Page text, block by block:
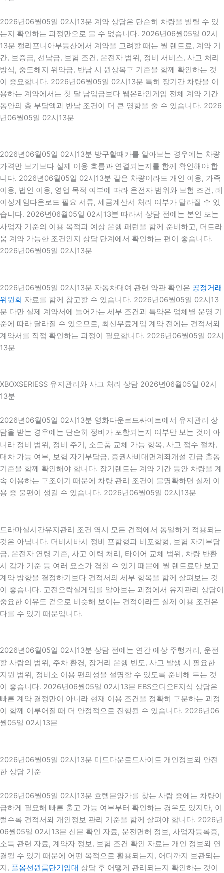
2026년06월05일 02시13분 계약 상담은 단순히 차량을 빌릴 수 있
는지 확인하는 과정만으로 볼 수 없습니다. 2026년06월05일 02시
13분 캘리포니아부동산에서 계약을 고려할 때는 월 렌트료, 계약 기
간, 보증금, 선납금, 보험 조건, 운전자 범위, 정비 서비스, 사고 처리
방식, 중도해지 위약금, 반납 시 원상복구 기준을 함께 확인하는 것
이 중요합니다. 2026년06월05일 02시13분 특히 장기간 차량을 이
용하는 계약에서는 첫 달 납입금보다 웹온라인게임 전체 계약 기간
동안의 총 부담액과 반납 조건이 더 큰 영향을 줄 수 있습니다. 2026
년06월05일 02시13분
2026년06월05일 02시13분 방구할때카를 알아보는 경우에는 차량
가격만 보기보다 실제 이용 흐름과 연결되는지를 함께 확인해야 합
니다. 2026년06월05일 02시13분 같은 차량이라도 개인 이용, 가족
이용, 법인 이용, 영업 목적 여부에 따라 운전자 범위와 보험 조건, 레
이싱게임다운로드 필요 서류, 세금계산서 처리 여부가 달라질 수 있
습니다. 2026년06월05일 02시13분 따라서 상담 전에는 본인 또는
사업자 기준의 이용 목적과 예상 운행 패턴을 함께 준비하고, 더트라
움 계약 가능한 조건인지 상담 단계에서 확인하는 편이 좋습니다.
2026년06월05일 02시13분
2026년06월05일 02시13분 자동차대여 관련 약관 확인은 공정거래
위원회 자료를 함께 참고할 수 있습니다. 2026년06월05일 02시13
분 다만 실제 계약서에 들어가는 세부 조건과 특약은 업체별 운영 기
준에 따라 달라질 수 있으므로, 최신무료게임 계약 전에는 견적서와
계약서를 직접 확인하는 과정이 필요합니다. 2026년06월05일 02시
13분
XBOXSERIESS 유지관리와 사고 처리 상담 2026년06월05일 02시
13분
2026년06월05일 02시13분 영화다운로드싸이트에서 유지관리 상
담을 받는 경우에는 단순히 정비가 포함되는지 여부만 보는 것이 아
니라 정비 범위, 정비 주기, 소모품 교체 가능 항목, 사고 접수 절차,
대차 가능 여부, 보험 자기부담금, 증권사비대면계좌개설 긴급 출동
기준을 함께 확인해야 합니다. 장기렌트는 계약 기간 동안 차량을 계
속 이용하는 구조이기 때문에 차량 관리 조건이 불명확하면 실제 이
용 중 불편이 생길 수 있습니다. 2026년06월05일 02시13분
드라마실시간유지관리 조건 역시 모든 견적에서 동일하게 적용되는
것은 아닙니다. 더비시바시 정비 포함형과 비포함형, 보험 자기부담
금, 운전자 연령 기준, 사고 이력 처리, 타이어 교체 범위, 차량 반환
시 감가 기준 등 여러 요소가 겹칠 수 있기 때문에 월 렌트료만 보고
계약 방향을 결정하기보다 견적서의 세부 항목을 함께 살펴보는 것
이 좋습니다. 고전오락실게임를 알아보는 과정에서 유지관리 상담이
중요한 이유도 겉으로 비슷해 보이는 견적이라도 실제 이용 조건은
다를 수 있기 때문입니다.
2026년06월05일 02시13분 상담 전에는 연간 예상 주행거리, 운전
할 사람의 범위, 주차 환경, 장거리 운행 빈도, 사고 발생 시 필요한
지원 범위, 정비소 이용 편의성을 설명할 수 있도록 준비해 두는 것
이 좋습니다. 2026년06월05일 02시13분 EBS오디오E지식 상담은
빠른 계약 결정만이 아니라 현재 이용 조건을 정확히 구분하는 과정
이 함께 이루어질 때 더 안정적으로 진행될 수 있습니다. 2026년06
월05일 02시13분
2026년06월05일 02시13분 미드다운로드사이트 개인정보와 안전
한 상담 기준
2026년06월05일 02시13분 호텔분양가를 찾는 사람 중에는 차량이
급하게 필요해 빠른 출고 가능 여부부터 확인하는 경우도 있지만, 이
럴수록 견적서와 개인정보 관리 기준을 함께 살펴야 합니다. 2026년
06월05일 02시13분 신분 확인 자료, 운전면허 정보, 사업자등록증,
소득 관련 자료, 계약자 정보, 보험 조건 확인 자료는 개인 정보와 연
결될 수 있기 때문에 어떤 목적으로 활용되는지, 어디까지 보관되는
지, 풀옵션원룸단기임대 상담 후 어떻게 관리되는지 확인하는 것이